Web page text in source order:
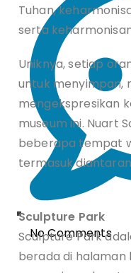
No Comments
Tuhan,
serta
Uniknya, setiap
untuk menyimpan,
mengekspresikan
museum ini. Nuart
beberapa tempat
termasuk
Sculpture Park
Sculpture Park
berada di halaman